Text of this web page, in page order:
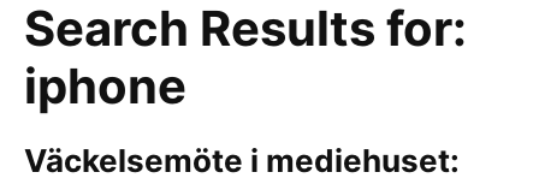
Search Results for:
iphone
Väckelsemöte i mediehuset: